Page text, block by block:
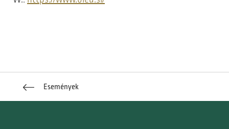
Események